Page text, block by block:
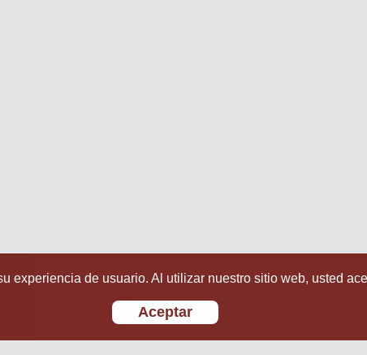
experiencia de usuario. Al utilizar nuestro sitio web, usted
Aceptar